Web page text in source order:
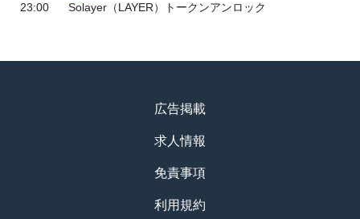
23:00
Solayer（LAYER）トークンアンロック
広告掲載
求人情報
免責事項
利用規約